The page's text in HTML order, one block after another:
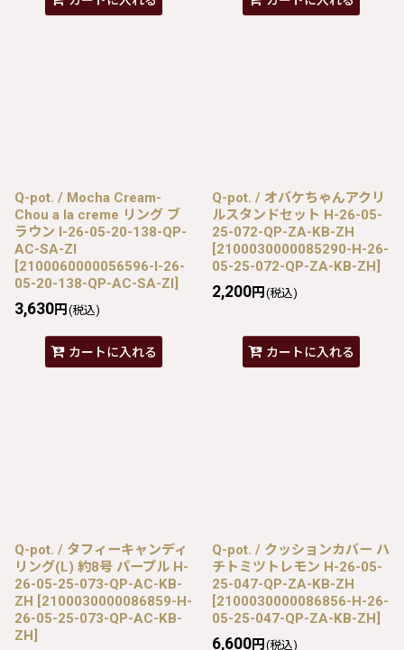
Q-pot. / Mocha Cream-
Chou a la creme リング ブ
ラウン I-26-05-20-138-QP-
AC-SA-ZI
[2100060000056596-I-26-
05-20-138-QP-AC-SA-ZI]
3,630円 (税込)
カートに入れる
Q-pot. / オバケちゃんアクリ
ルスタンドセット H-26-05-
25-072-QP-ZA-KB-ZH
[2100030000085290-H-26-
05-25-072-QP-ZA-KB-ZH]
2,200円 (税込)
カートに入れる
Q-pot. / タフィーキャンディ
リング(L) 約8号 パープル H-
26-05-25-073-QP-AC-KB-
ZH [2100030000086859-H-
26-05-25-073-QP-AC-KB-
ZH]
Q-pot. / クッションカバー ハ
チトミツトレモン H-26-05-
25-047-QP-ZA-KB-ZH
[2100030000086856-H-26-
05-25-047-QP-ZA-KB-ZH]
6,600円 (税込)